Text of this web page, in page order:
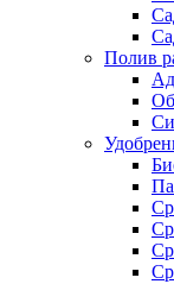
Полив